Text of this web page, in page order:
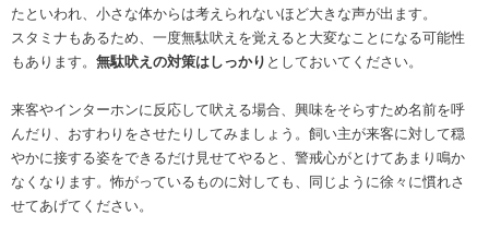
たといわれ、小さな体からは考えられないほど大きな声が出ます。
スタミナもあるため、一度無駄吠えを覚えると大変なことになる可能性
もあります。 無駄吠えの対策はしっかり としておいてください。
来客やインターホンに反応して吠える場合、興味をそらすため名前を呼
んだり、おすわりをさせたりしてみましょう。飼い主が来客に対して穏
やかに接する姿をできるだけ見せてやると、警戒心がとけてあまり鳴か
なくなります。怖がっているものに対しても、同じように徐々に慣れさ
せてあげてください。